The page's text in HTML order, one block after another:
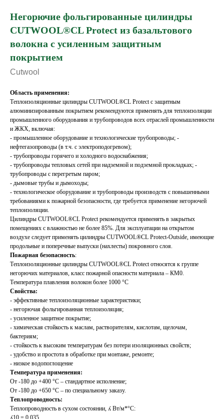
Негорючие фольгированные цилиндры
CUTWOOL®CL Protect из базальтового
волокна с усиленным защитным
покрытием
Cutwool
Область применения:
Теплоизоляционные цилиндры CUTWOOL®CL Protect с защитным
алюминизированным покрытием рекомендуются применять для теплоизоляции
промышленного оборудования и трубопроводов всех отраслей промышленности
и ЖКХ, включая:
- промышленное оборудование и технологические трубопроводы; -
нефтегазопроводы (в т.ч. с электроподогревом);
- трубопроводы горячего и холодного водоснабжения;
- трубопроводы тепловых сетей при надземной и подземной прокладках; -
трубопроводы с перегретым паром;
- дымовые трубы и дымоходы;
- технологическое оборудование и трубопроводы производств с повышенными
требованиями к пожарной безопасности, где требуется применение негорючей
теплоизоляции.
Цилиндры CUTWOOL®CL Protect рекомендуется применять в закрытых
помещениях с влажностью не более 85%. Для эксплуатации на открытом
воздухе следует применять цилиндры CUTWOOL®CL Protect-Outside, имеющие
продольные и поперечные выпуски (нахлесты) покровного слоя.
Пожарная безопасность:
Теплоизоляционные цилиндры CUTWOOL®CL Protect относятся к группе
негорючих материалов, класс пожарной опасности материала – КМ0.
Температура плавления волокон более 1000 °С
Свойства:
- эффективные теплоизоляционные характеристики;
- негорючая фольгированная теплоизоляция;
- усиленное защитное покрытие;
- химическая стойкость к маслам, растворителям, кислотам, щелочам,
бактериям;
- стойкость к высоким температурам без потери изоляционных свойств;
- удобство и простота в обработке при монтаже, ремонте;
- низкое водопоглощение
Температура применения:
От -180 до +400 °С – стандартное исполнение;
От -180 до +650 °С – по специальному заказу.
Теплопроводность:
Теплопроводность в сухом состоянии, ʎ Вт/м*°С:
ʎ10 = 0,035